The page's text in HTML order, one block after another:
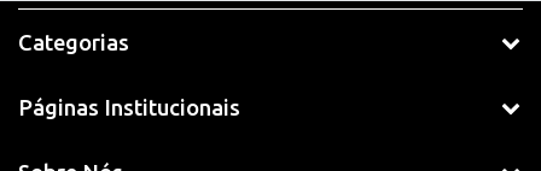
Categorias
Páginas Institucionais